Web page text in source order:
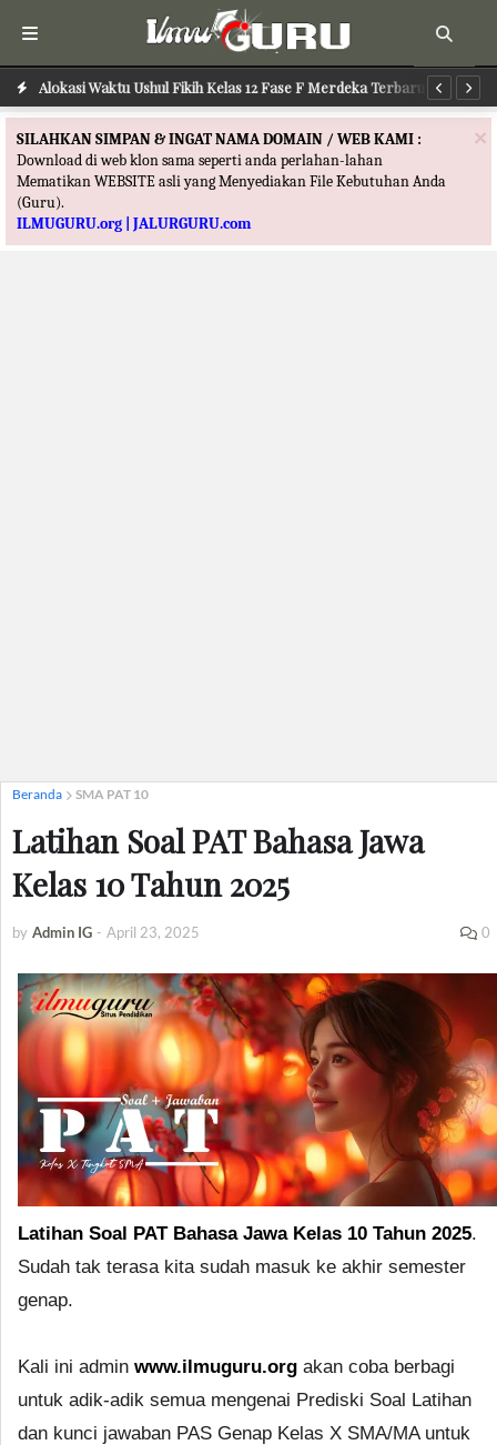
Alokasi Waktu Ushul Fikih Kelas 12 Fase F Merdeka Terbaru
Alokasi Waktu Ilmu Tafsir Kelas 12 Fase F Merdeka Terbaru
×
SILAHKAN SIMPAN & INGAT NAMA DOMAIN / WEB KAMI :
Download di web klon sama seperti anda perlahan-lahan
Mematikan WEBSITE asli yang Menyediakan File Kebutuhan Anda
(Guru).
ILMUGURU.org | JALURGURU.com
Beranda SMA PAT 10
Latihan Soal PAT Bahasa Jawa
Kelas 10 Tahun 2025
by Admin IG - April 23, 2025 0
Latihan Soal PAT Bahasa Jawa Kelas 10 Tahun 2025.
Sudah tak terasa kita sudah masuk ke akhir semester
genap.
Kali ini admin www.ilmuguru.org akan coba berbagi
untuk adik-adik semua mengenai Prediski Soal Latihan
dan kunci jawaban PAS Genap Kelas X SMA/MA untuk